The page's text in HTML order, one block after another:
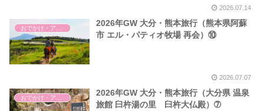
2026.07.14
2026年GW 大分・熊本旅行（熊本県阿蘇
市 エル・パティオ牧場 再会）⑩
2026.07.07
2026年GW 大分・熊本旅行（大分県 温泉
旅館 臼杵湯の里 臼杵大仏殿）➆